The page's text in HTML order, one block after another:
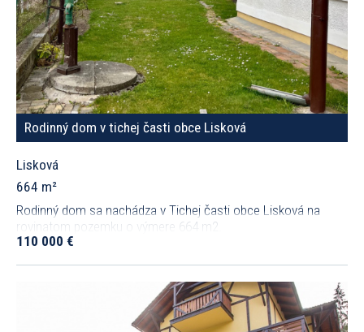
Rodinný dom v tichej časti obce Lisková
Lisková
664 m²
Rodinný dom sa nachádza v Tichej časti obce Lisková na
rovinatom pozemku o výmere 664 m2.
110 000 €